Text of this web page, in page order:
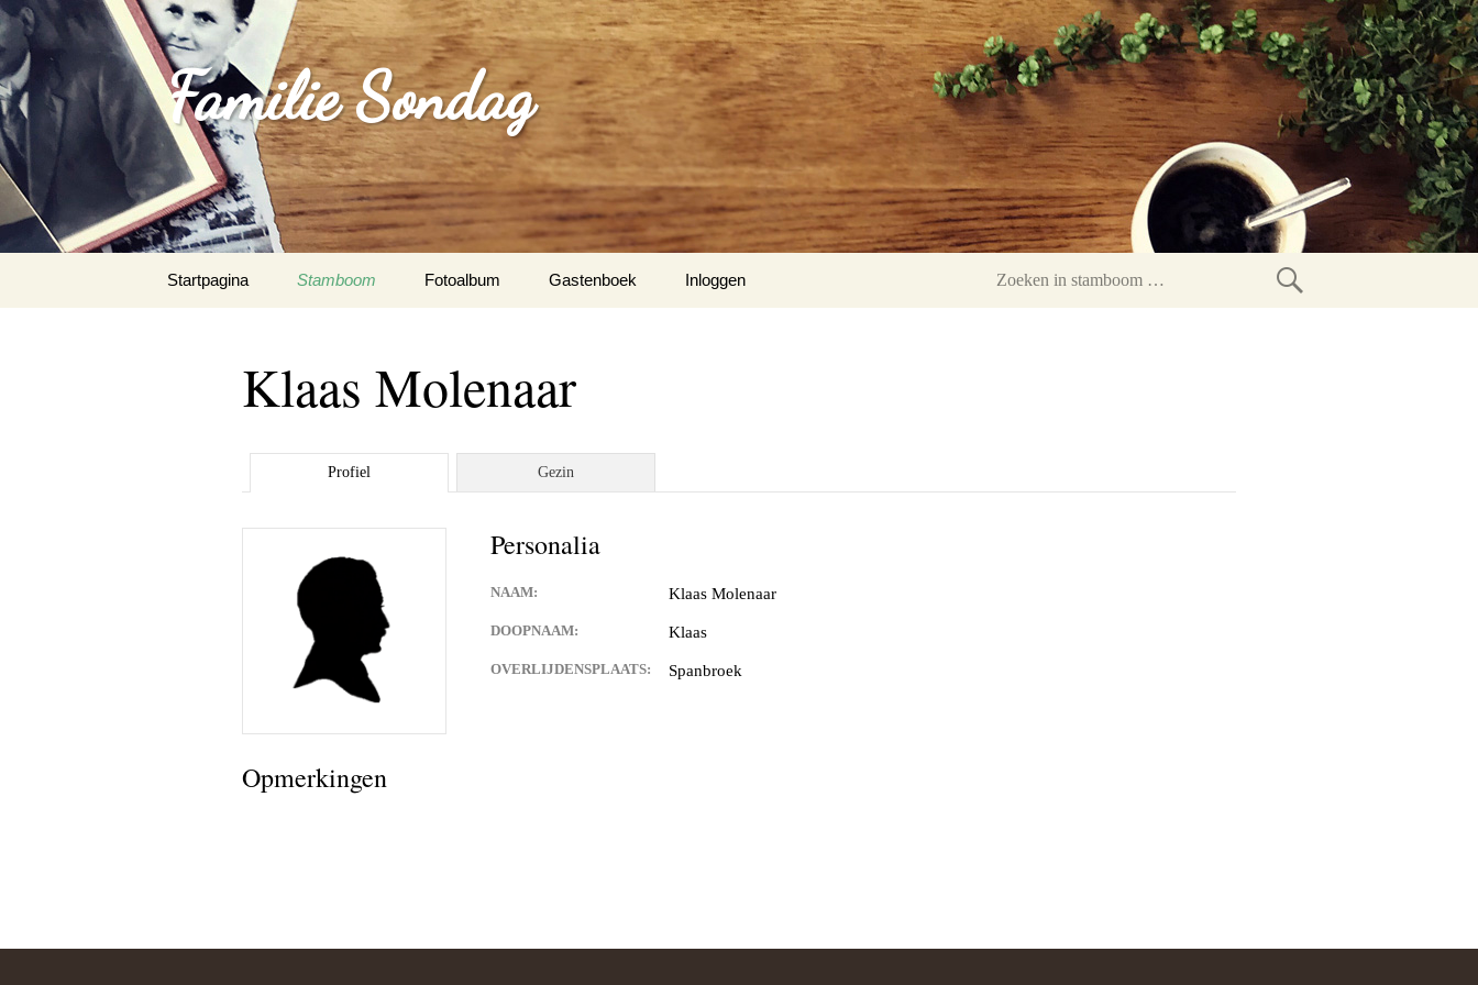
Familie Sondag
naar
Startpagina Stamboom Fotoalbum Gastenboek
Inloggen
Zoeken
Klaas Molenaar
Profiel Gezin
Personalia
NAAM: Klaas Molenaar
DOOPNAAM: Klaas
OVERLIJDENSPLAATS: Spanbroek
Opmerkingen